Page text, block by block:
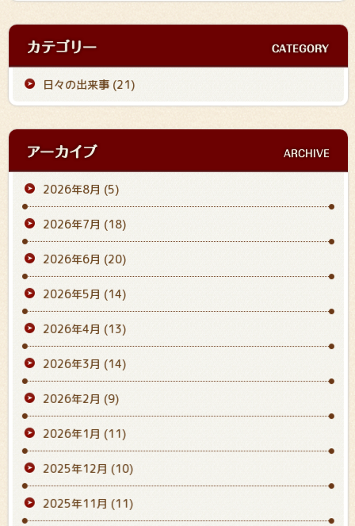
日々の出来事 (21)
2026年8月 (5)
2026年7月 (18)
2026年6月 (20)
2026年5月 (14)
2026年4月 (13)
2026年3月 (14)
2026年2月 (9)
2026年1月 (11)
2025年12月 (10)
2025年11月 (11)